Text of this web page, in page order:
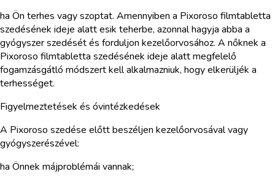
ha Ön terhes vagy szoptat. Amennyiben a Pixoroso filmtabletta
szedésének ideje alatt esik teherbe, azonnal hagyja abba a
gyógyszer szedését és forduljon kezelőorvosához. A nőknek a
Pixoroso filmtabletta szedésének ideje alatt megfelelő
fogamzásgátló módszert kell alkalmazniuk, hogy elkerüljék a
terhességet.
Figyelmeztetések és óvintézkedések
A Pixoroso szedése előtt beszéljen kezelőorvosával vagy
gyógyszerészével:
ha Önnek májproblémái vannak;